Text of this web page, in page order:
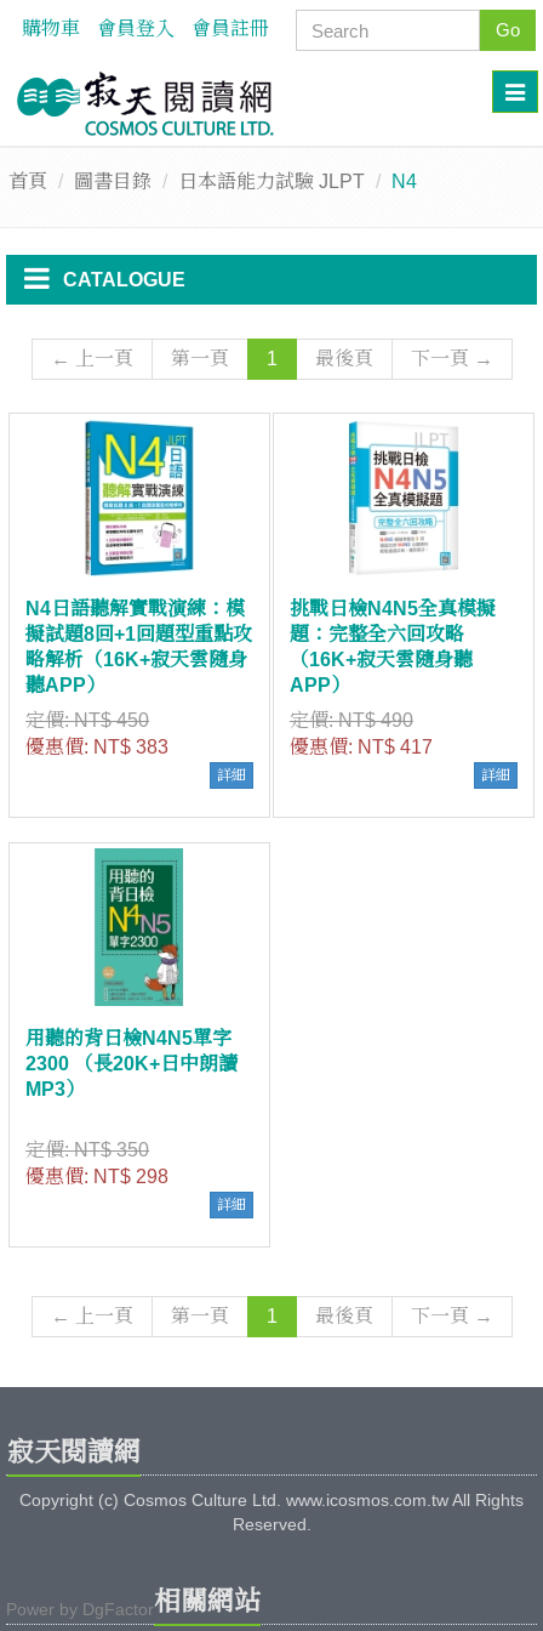
Go
購物車 會員登入 會員註冊
首頁 圖書目錄 日本語能力試驗 JLPT N4
CATALOGUE
← 上一頁 第一頁 1 最後頁 下一頁 →
N4日語聽解實戰演練：模
擬試題8回+1回題型重點攻
略解析（16K+寂天雲隨身
聽APP）
定價:NT$ 450
優惠價: NT$ 383
詳細
挑戰日檢N4N5全真模擬
題：完整全六回攻略
（16K+寂天雲隨身聽
APP）
定價:NT$ 490
優惠價: NT$ 417
詳細
用聽的背日檢N4N5單字
2300 （長20K+日中朗讀
MP3）
定價:NT$ 350
優惠價: NT$ 298
詳細
← 上一頁 第一頁 1 最後頁 下一頁 →
寂天閱讀網
Copyright (c) Cosmos Culture Ltd. www.icosmos.com.tw All Rights
Reserved.
Power by DgFactor相關網站